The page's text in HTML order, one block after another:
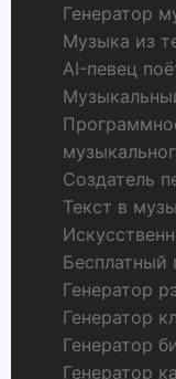
Генератор
Музыка из
AI-певец
Создатель
Текст в
Бесплатный
Генератор
Генератор
Генератор
Генератор